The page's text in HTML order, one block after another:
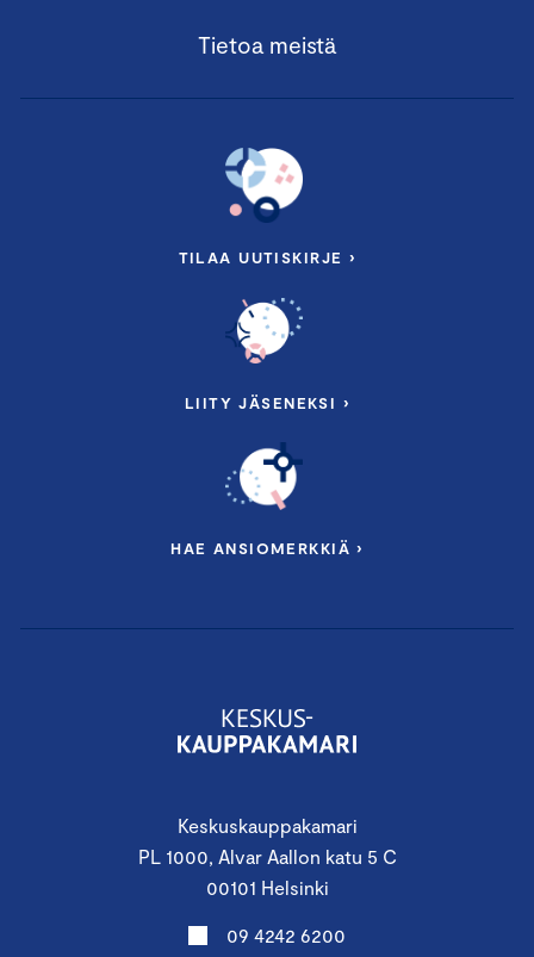
Keskuskauppakamari
PL 1000, Alvar Aallon katu 5 C
00101 Helsinki
09 4242 6200
Tietoa meistä
TILAA UUTISKIRJE ›
LIITY JÄSENEKSI ›
HAE ANSIOMERKKIÄ ›